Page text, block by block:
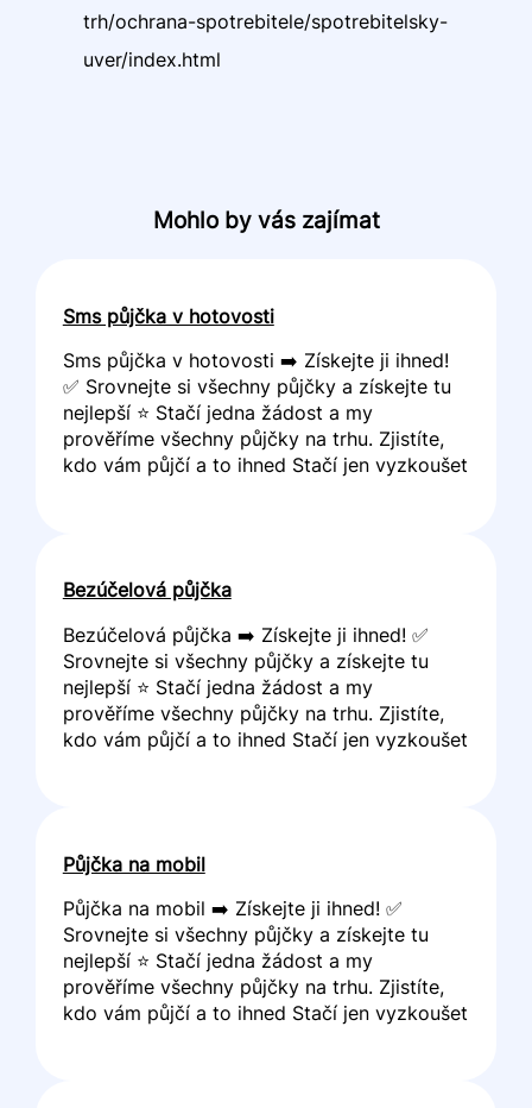
trh/ochrana-spotrebitele/spotrebitelsky-
uver/index.html
Mohlo by vás zajímat
Sms půjčka v hotovosti
Sms půjčka v hotovosti ➡️ Získejte ji ihned!
✅ Srovnejte si všechny půjčky a získejte tu
nejlepší ⭐ Stačí jedna žádost a my
prověříme všechny půjčky na trhu. Zjistíte,
kdo vám půjčí a to ihned Stačí jen vyzkoušet
Bezúčelová půjčka
Bezúčelová půjčka ➡️ Získejte ji ihned! ✅
Srovnejte si všechny půjčky a získejte tu
nejlepší ⭐ Stačí jedna žádost a my
prověříme všechny půjčky na trhu. Zjistíte,
kdo vám půjčí a to ihned Stačí jen vyzkoušet
Půjčka na mobil
Půjčka na mobil ➡️ Získejte ji ihned! ✅
Srovnejte si všechny půjčky a získejte tu
nejlepší ⭐ Stačí jedna žádost a my
prověříme všechny půjčky na trhu. Zjistíte,
kdo vám půjčí a to ihned Stačí jen vyzkoušet